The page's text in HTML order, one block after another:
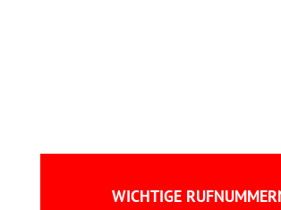
WICHTIGE